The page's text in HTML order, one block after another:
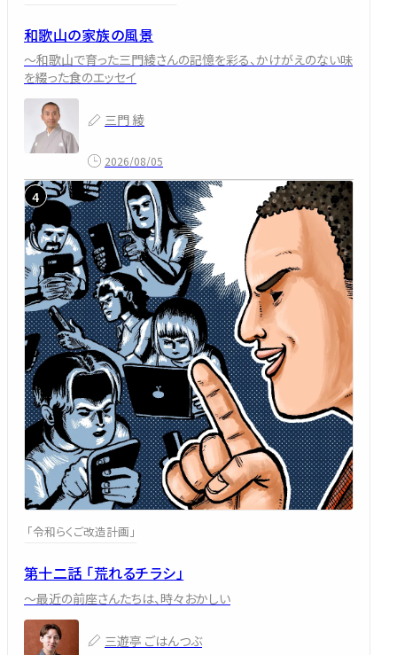
和歌山の家族の風景
～和歌山で育った三門綾さんの記憶を彩る、かけがえのない味
を綴った食のエッセイ
三門 綾
2026/08/05
「令和らくご改造計画」
第十二話 「荒れるチラシ」
～最近の前座さんたちは、時々おかしい
三遊亭 ごはんつぶ